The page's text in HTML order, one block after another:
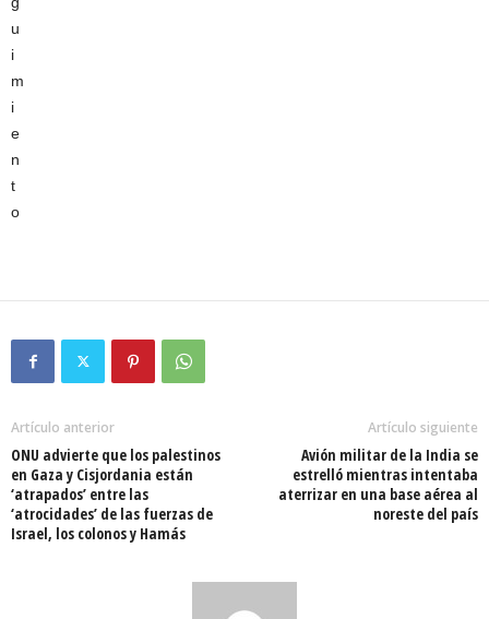
Artículo anterior
ONU advierte que los palestinos
en Gaza y Cisjordania están
‘atrapados’ entre las
‘atrocidades’ de las fuerzas de
Israel, los colonos y Hamás
Artículo siguiente
Avión militar de la India se
estrelló mientras intentaba
aterrizar en una base aérea al
noreste del país